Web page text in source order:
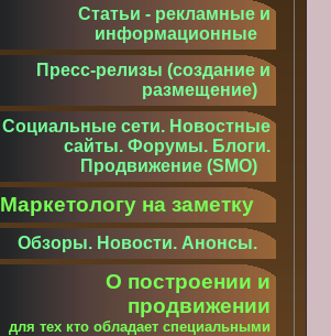
Статьи - рекламные и
информационные
Пресс-релизы (создание и
размещение)
Социальные сети. Новостные
сайты. Форумы. Блоги.
Продвижение (SMO)
Маркетологу на заметку
Обзоры. Новости. Анонсы.
О построении и
продвижении
для тех кто обладает специальными